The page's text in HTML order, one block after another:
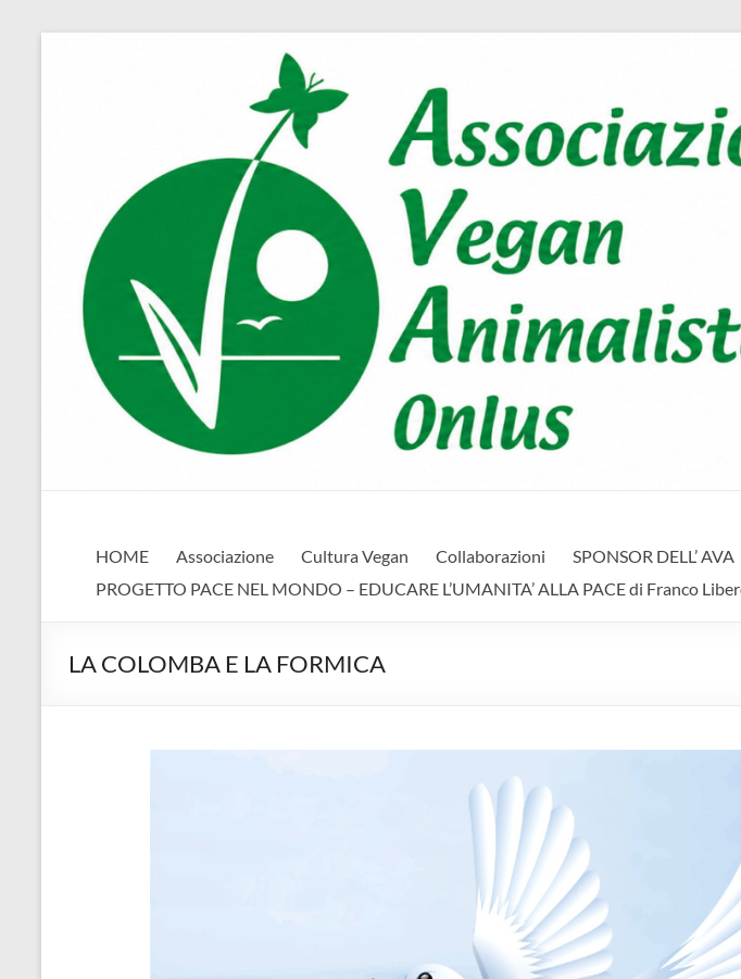
AVA
HOME
Associazione Cultura Vegan Collaborazioni SPONSOR DELL’ AVA
PROGETTO PACE NEL MONDO – EDUCARE L’UMANITA’ ALLA PACE di Franco
LA COLOMBA E LA FORMICA